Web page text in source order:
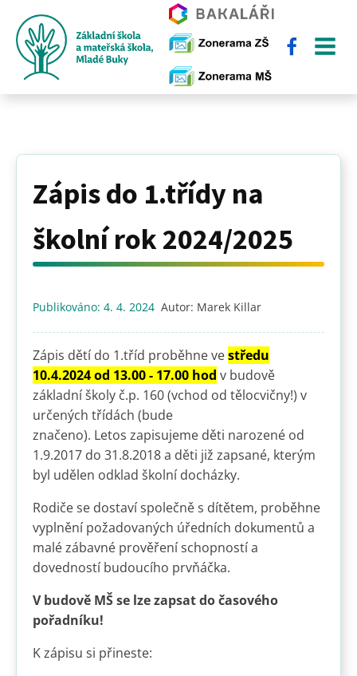
Zápis do 1.třídy na
školní rok 2024/2025
Publikováno: 4. 4. 2024 Autor: Marek Killar
Zápis dětí do 1.tříd proběhne vestředu
10.4.2024 od 13.00 - 17.00 hod v budově
základní školy č.p. 160 (vchod od tělocvičny!) v
určených třídách (bude
značeno). Letos zapisujeme děti narozené od
1.9.2017 do 31.8.2018 a děti již zapsané, kterým
byl udělen odklad školní docházky.
Rodiče se dostaví společně s dítětem, proběhne
vyplnění požadovaných úředních dokumentů a
malé zábavné prověření schopností a
dovedností budoucího prvňáčka.
V budově MŠ se lze zapsat do časového
pořadníku!
K zápisu si přineste: